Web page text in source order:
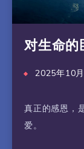
对生命的
2025年10
真正的感恩，
爱。